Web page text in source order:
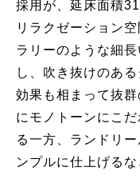
採用が、延床面積
リラクゼーション
ラリーのような細
し、吹き抜けのあ
効果も相まって抜
にモノトーンにこ
る一方、ランドリ
ンプルに仕上げる